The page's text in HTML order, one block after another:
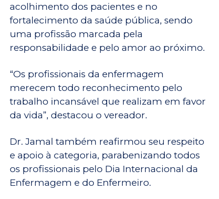
acolhimento dos pacientes e no
fortalecimento da saúde pública, sendo
uma profissão marcada pela
responsabilidade e pelo amor ao próximo.
“Os profissionais da enfermagem
merecem todo reconhecimento pelo
trabalho incansável que realizam em favor
da vida”, destacou o vereador.
Dr. Jamal também reafirmou seu respeito
e apoio à categoria, parabenizando todos
os profissionais pelo Dia Internacional da
Enfermagem e do Enfermeiro.